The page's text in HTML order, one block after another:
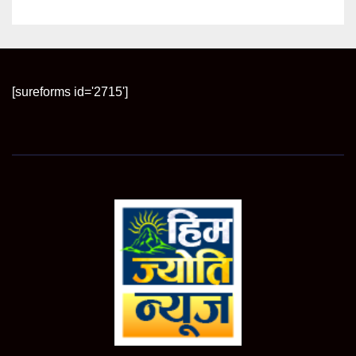
[sureforms id='2715']